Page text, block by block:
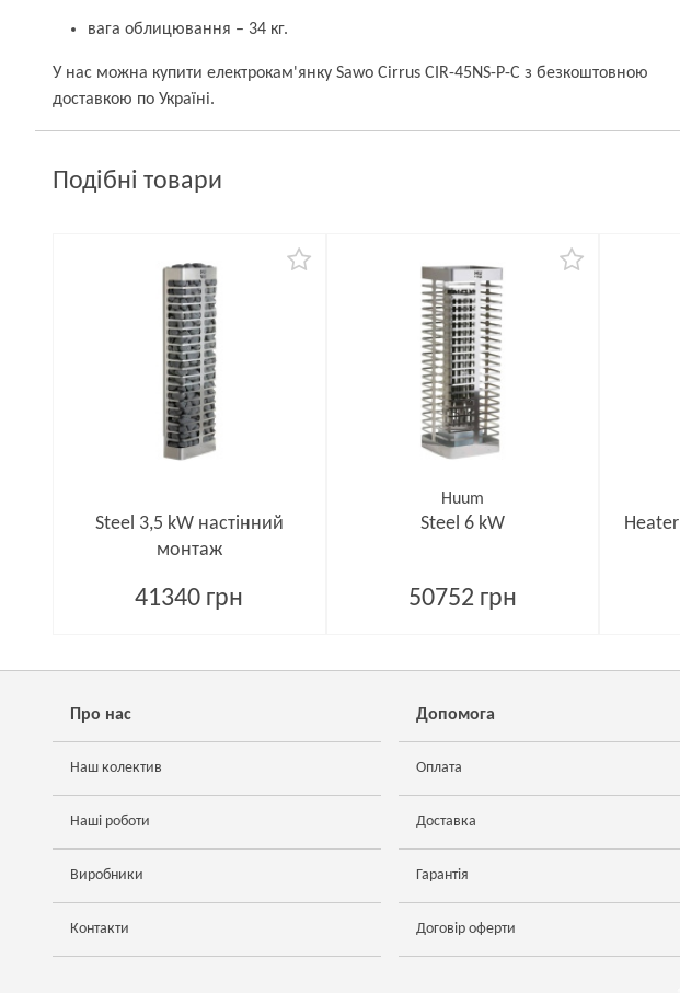
вага облицювання – 34 кг.
У нас можна купити електрокам'янку Sawo Cirrus CIR-45NS-P-C з безкоштовною
доставкою по Україні.
Подібні товари
Steel 3,5 kW настінний
монтаж
41340 грн
Huum
Steel 6 kW
50752 грн
Про нас
Наш колектив
Наші роботи
Виробники
Контакти
Допомога
Оплата
Доставка
Гарантія
Договір оферти